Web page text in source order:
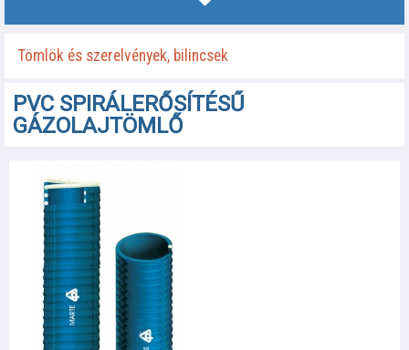
Tömlök és szerelvények, bilincsek
PVC SPIRÁLERŐSÍTÉSŰ
GÁZOLAJTÖMLŐ